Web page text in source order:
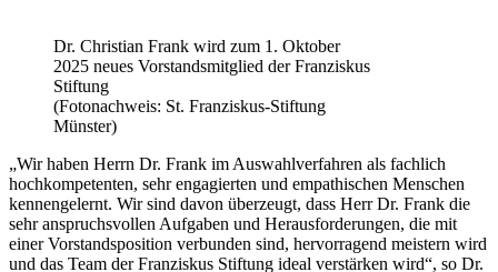
Dr. Christian Frank wird zum 1. Oktober
2025 neues Vorstandsmitglied der Franziskus
Stiftung
(Fotonachweis: St. Franziskus-Stiftung
Münster)
„Wir haben Herrn Dr. Frank im Auswahlverfahren als fachlich
hochkompetenten, sehr engagierten und empathischen Menschen
kennengelernt. Wir sind davon überzeugt, dass Herr Dr. Frank die
sehr anspruchsvollen Aufgaben und Herausforderungen, die mit
einer Vorstandsposition verbunden sind, hervorragend meistern wird
und das Team der Franziskus Stiftung ideal verstärken wird“, so Dr.